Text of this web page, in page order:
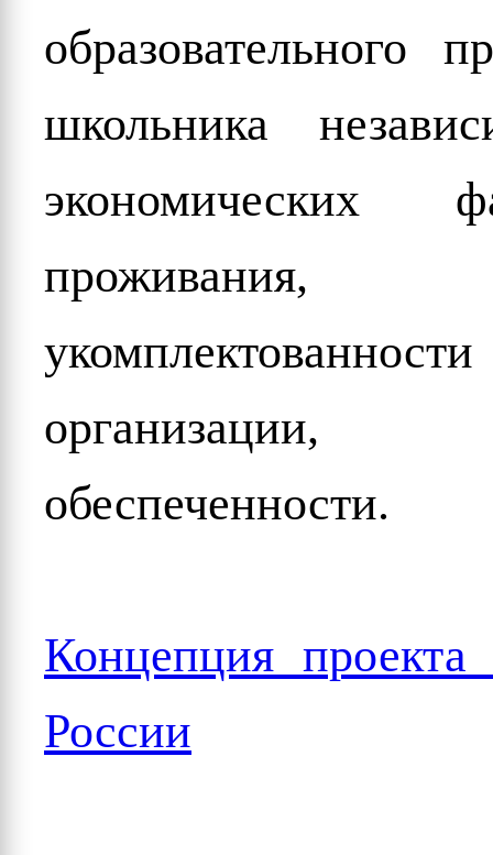
образовательного
школьника
экономических
проживания,
обеспеченности.
Концепция
России